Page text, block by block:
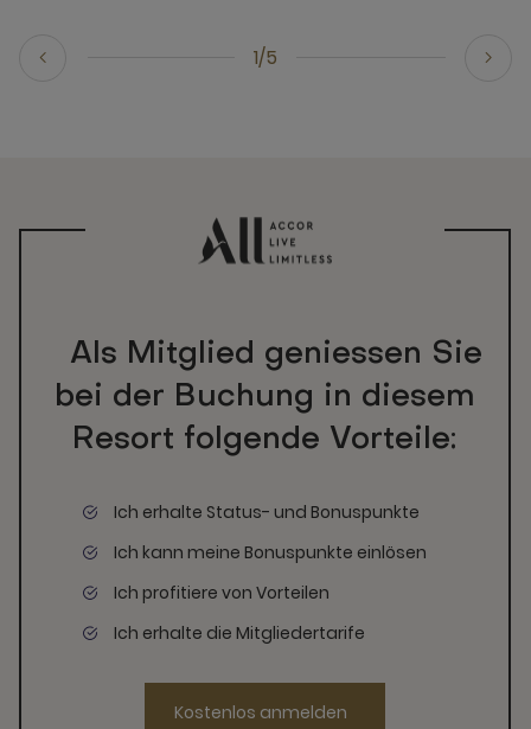
1/5
Als Mitglied geniessen Sie
bei der Buchung in diesem
Resort folgende Vorteile:
Ich erhalte Status- und Bonuspunkte
Ich kann meine Bonuspunkte einlösen
Ich profitiere von Vorteilen
Ich erhalte die Mitgliedertarife
Kostenlos anmelden